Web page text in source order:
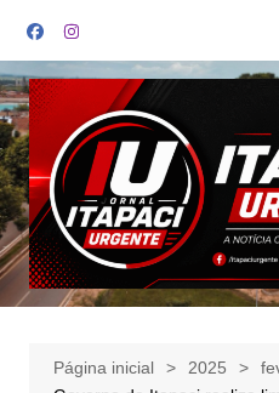
para
o
conteúdo
Página inicial 2025